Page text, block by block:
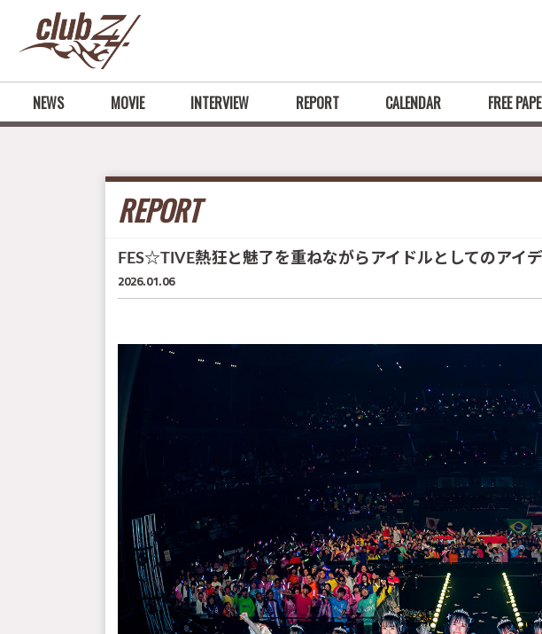
NEWS MOVIE INTERVIEW REPORT CALENDAR FREE
REPORT
FES☆TIVE熱狂と魅了を重ねながらアイドルとしてのアイ
2026.01.06